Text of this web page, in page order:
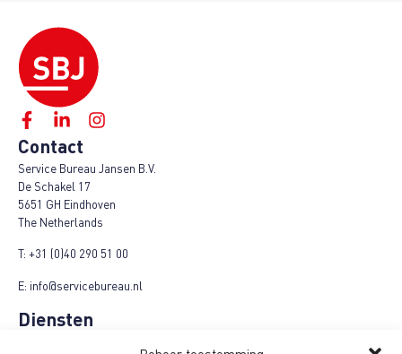
Contact
Service Bureau Jansen B.V.
De Schakel 17
5651 GH Eindhoven
The Netherlands
T: +31 (0)40 290 51 00
E: info@servicebureau.nl
Diensten